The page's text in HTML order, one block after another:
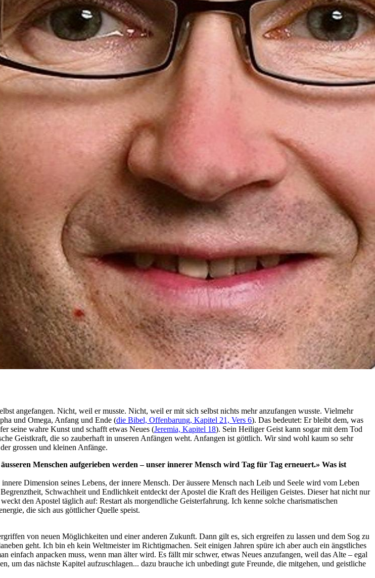
angefangen. Nicht, weil er musste. Nicht, weil er mit sich selbst nichts mehr anzufangen wusste. Vielmehr
und Omega, Anfang und Ende (die Bibel, Offenbarung, Kapitel 21, Vers 6). Das bedeutet: Er bleibt dem, was
seine wahre Kunst und schafft etwas Neues (Jeremia, Kapitel 18). Sein Heiliger Geist kann sogar mit dem Tod
Geistkraft, die so zauberhaft in unseren Anfängen weht. Anfangen ist göttlich. Wir sind wohl kaum so sehr
grossen und kleinen Anfänge.
Menschen aufgerieben werden – unser innerer Mensch wird Tag für Tag erneuert.» Was ist
Dimension seines Lebens, der innere Mensch. Der äussere Mensch nach Leib und Seele wird vom Leben
Schwachheit und Endlichkeit entdeckt der Apostel die Kraft des Heiligen Geistes. Dieser hat nicht nur
den Apostel täglich auf: Restart als morgendliche Geisterfahrung. Ich kenne solche charismatischen
die sich aus göttlicher Quelle speist.
von neuen Möglichkeiten und einer anderen Zukunft. Dann gilt es, sich ergreifen zu lassen und dem Sog zu
geht. Ich bin eh kein Weltmeister im Richtigmachen. Seit einigen Jahren spüre ich aber auch ein ängstliches
einfach anpacken muss, wenn man älter wird. Es fällt mir schwer, etwas Neues anzufangen, weil das Alte – egal
um das nächste Kapitel aufzuschlagen... dazu brauche ich unbedingt gute Freunde, die mitgehen, und geistliche